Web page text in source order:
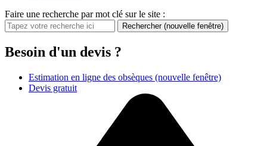
Faire une recherche par mot clé sur le site :
Rechercher (nouvelle fenêtre)
Besoin d'un devis ?
Estimation en ligne des obsèques (nouvelle fenêtre)
Devis gratuit